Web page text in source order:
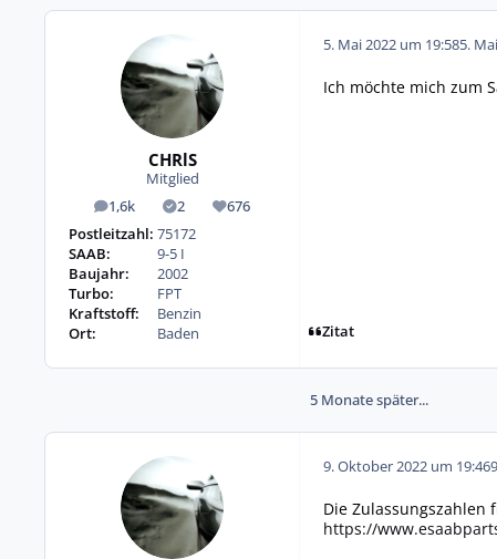
CHRlS
Mitglied
1,6k
Beiträge 2
Lösungen676
Reputation
Postleitzahl: 75172
SAAB:
9-5 I
Baujahr:
2002
Turbo:
FPT
Kraftstoff:
Benzin
Ort:
Baden
5. Mai 2022 um 19:585.
Ich möchte mich zum
Zitat
5 Monate später...
9. Oktober 2022 um 19:46
Die
https://